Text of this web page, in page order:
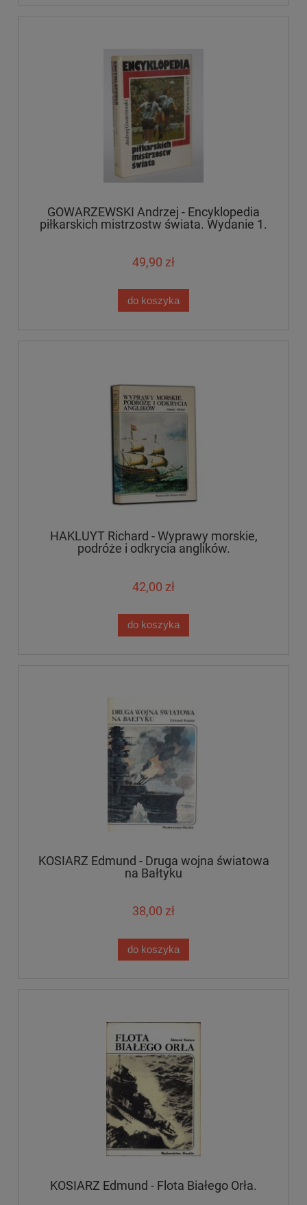
GOWARZEWSKI Andrzej - Encyklopedia
piłkarskich mistrzostw świata. Wydanie 1.
49,90 zł
do koszyka
HAKLUYT Richard - Wyprawy morskie,
podróże i odkrycia anglików.
42,00 zł
do koszyka
KOSIARZ Edmund - Druga wojna światowa
na Bałtyku
38,00 zł
do koszyka
KOSIARZ Edmund - Flota Białego Orła.